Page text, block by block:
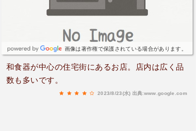
画像は著作権で保護されている場合があります。
和食器が中心の住宅街にあるお店。店内は広く品
数も多いです。
2023/8/23(水) 出典:www.google.com